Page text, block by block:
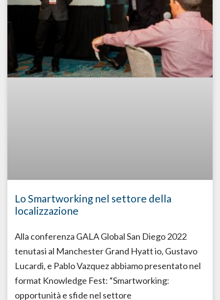
Lo Smartworking nel settore della
localizzazione
Alla conferenza GALA Global San Diego 2022
tenutasi al Manchester Grand Hyatt io, Gustavo
Lucardi, e Pablo Vazquez abbiamo presentato nel
format Knowledge Fest: “Smartworking:
opportunità e sfide nel settore